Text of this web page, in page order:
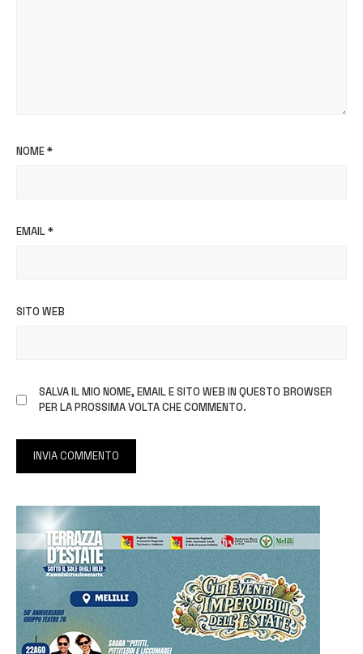
NOME*
EMAIL*
SITO WEB
SALVA IL MIO NOME, EMAIL E SITO WEB IN QUESTO BROWSER
PER LA PROSSIMA VOLTA CHE COMMENTO.